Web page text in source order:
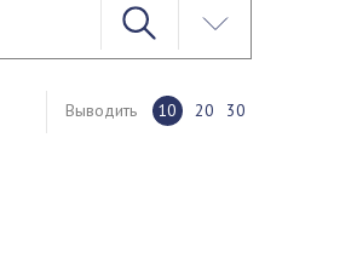
Выводить 10 20 30